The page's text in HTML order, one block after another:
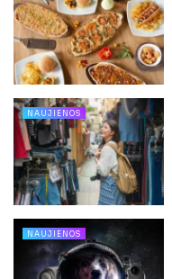
NAUJIENOS
NAUJIENOS